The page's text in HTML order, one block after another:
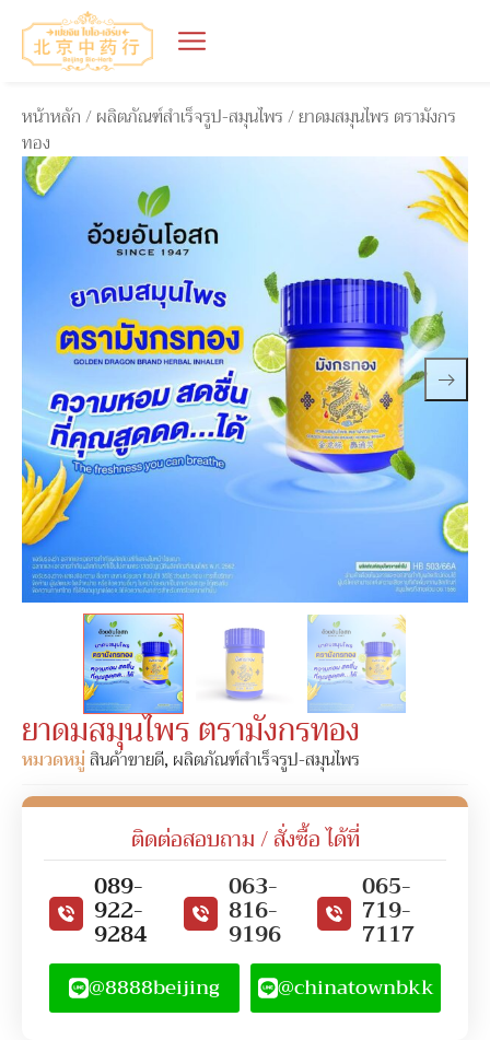
หน้าหลัก/ผลิตภัณฑ์สำเร็จรูป-สมุนไพร/ ยาดมสมุนไพร ตรามังกร
ทอง
ยาดมสมุนไพร ตรามังกรทอง
หมวดหมู่สินค้าขายดี, ผลิตภัณฑ์สำเร็จรูป-สมุนไพร
ติดต่อสอบถาม / สั่งซื้อ ได้ที่
089-
922-
9284
063-
816-
9196
065-
719-
7117
@8888beijing @chinatownbkk